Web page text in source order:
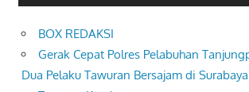
BOX REDAKSI
Gerak Cepat Polres Pelabuhan
Dua Pelaku Tawuran Bersajam di Surabaya